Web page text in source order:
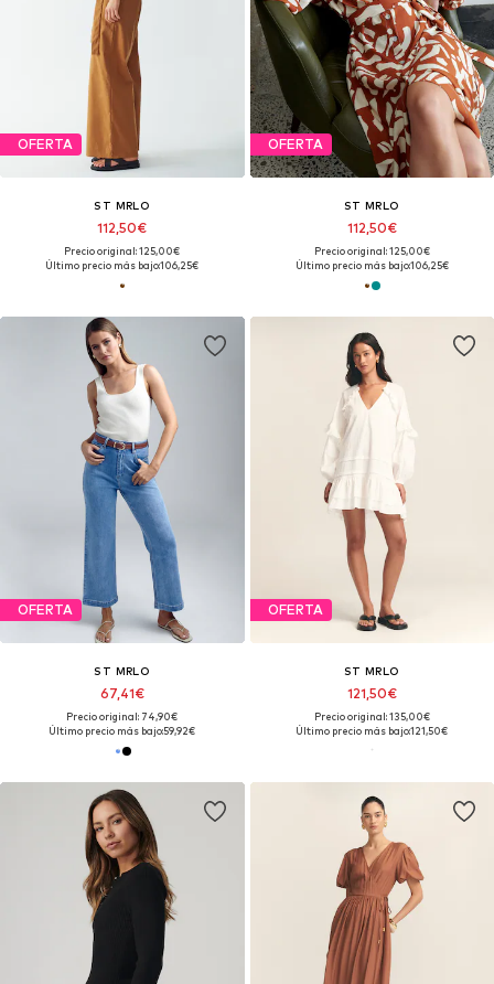
OFERTA
ST MRLO
112,50€
Precio original: 125,00€
Último precio más bajo:106,25€
OFERTA
ST MRLO
112,50€
Precio original: 125,00€
Último precio más bajo:106,25€
OFERTA
ST MRLO
67,41€
Precio original: 74,90€
Último precio más bajo:59,92€
OFERTA
ST MRLO
121,50€
Precio original: 135,00€
Último precio más bajo:121,50€